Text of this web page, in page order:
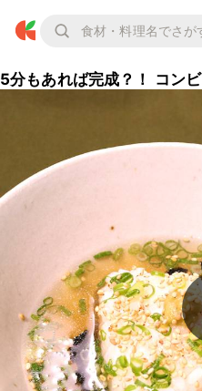
5分もあれば完成？！ コン